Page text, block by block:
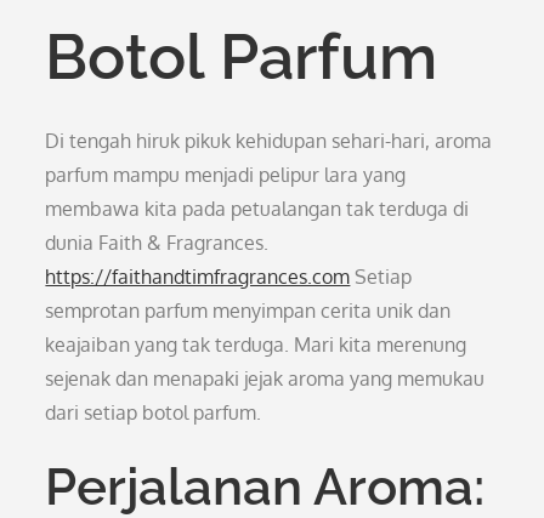
Botol Parfum
Di tengah hiruk pikuk kehidupan sehari-hari, aroma
parfum mampu menjadi pelipur lara yang
membawa kita pada petualangan tak terduga di
dunia Faith & Fragrances.
https://faithandtimfragrances.com Setiap
semprotan parfum menyimpan cerita unik dan
keajaiban yang tak terduga. Mari kita merenung
sejenak dan menapaki jejak aroma yang memukau
dari setiap botol parfum.
Perjalanan Aroma: